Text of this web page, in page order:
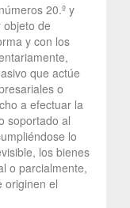
20.º y
objeto de
y con los
que actúe
o
a efectuar la
soportado al
lo
los bienes
o parcialmente,
originen el